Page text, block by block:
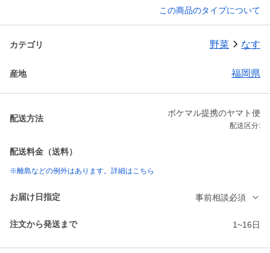
この商品のタイプについて
カテゴリ 野菜 なす
産地 福岡県
配送方法
ポケマル提携のヤマト便
配送区分:
配送料金（送料）
※離島などの例外はあります。詳細はこちら
お届け日指定 事前相談必須
注文から発送まで 1~16日